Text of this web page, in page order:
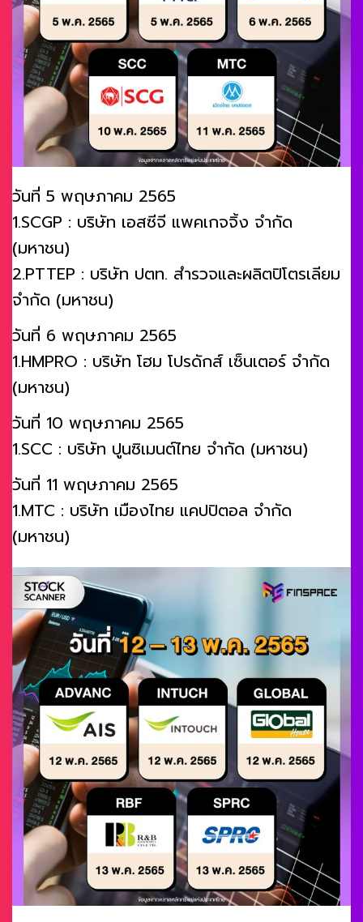
วันที่ 5 พฤษภาคม 2565
1.SCGP : บริษัท เอสซีจี แพคเกจจิ้ง จำกัด
(มหาชน)
2.PTTEP : บริษัท ปตท. สำรวจและผลิตปิโตรเลียม
จำกัด (มหาชน)
วันที่ 6 พฤษภาคม 2565
1.HMPRO : บริษัท โฮม โปรดักส์ เซ็นเตอร์ จำกัด
(มหาชน)
วันที่ 10 พฤษภาคม 2565
1.SCC : บริษัท ปูนซิเมนต์ไทย จำกัด (มหาชน)
วันที่ 11 พฤษภาคม 2565
1.MTC : บริษัท เมืองไทย แคปปิตอล จำกัด
(มหาชน)